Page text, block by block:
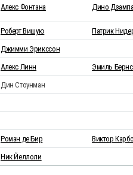
Алекс Фонтана Дино
Роберт Вишую Патрик
Джимми Эрикссон
Алекс Линн
Эмиль
Дин Стоунман
Роман де Бир
Виктор
Ник Йеллоли